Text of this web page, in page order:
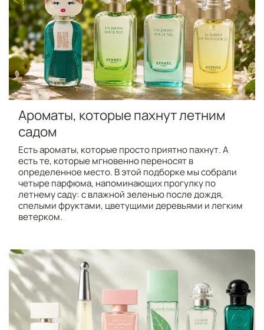
Ароматы, которые пахнут летним
садом
Есть ароматы, которые просто приятно пахнут. А
есть те, которые мгновенно переносят в
определенное место. В этой подборке мы собрали
четыре парфюма, напоминающих прогулку по
летнему саду: с влажной зеленью после дождя,
спелыми фруктами, цветущими деревьями и легким
ветерком.